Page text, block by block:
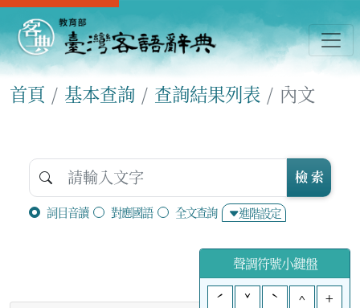
首頁 基本查詢 查詢結果列表 內文
詞目音讀 對應國語 全文查詢 進階設定
檢 索
聲調符號小鍵盤
ˊ
ˇ ˋ ^ +